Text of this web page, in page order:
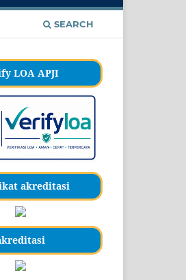
SEARCH
LOA APJI
akreditasi